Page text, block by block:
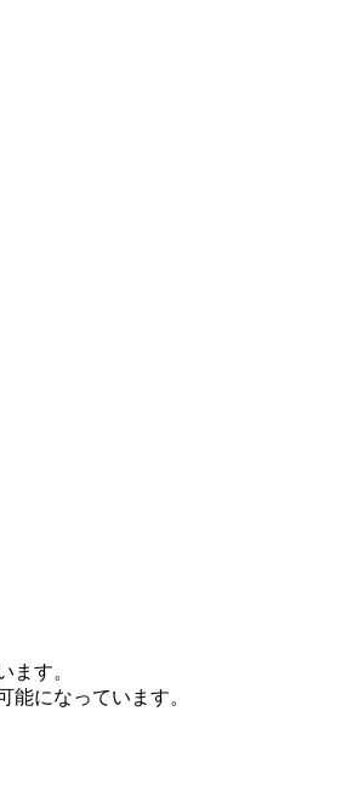
ます。
になっています。